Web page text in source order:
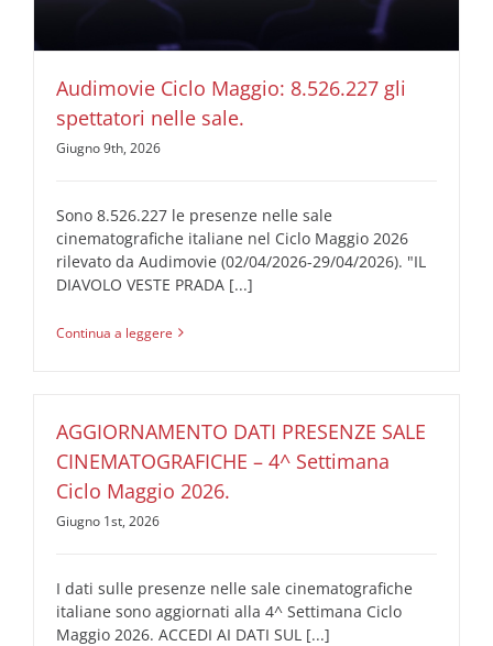
Audimovie Ciclo Maggio: 8.526.227 gli
spettatori nelle sale.
Giugno 9th, 2026
Sono 8.526.227 le presenze nelle sale
cinematografiche italiane nel Ciclo Maggio 2026
rilevato da Audimovie (02/04/2026-29/04/2026). "IL
DIAVOLO VESTE PRADA [...]
Continua a leggere
AGGIORNAMENTO DATI PRESENZE SALE
CINEMATOGRAFICHE – 4^ Settimana
Ciclo Maggio 2026.
Giugno 1st, 2026
I dati sulle presenze nelle sale cinematografiche
italiane sono aggiornati alla 4^ Settimana Ciclo
Maggio 2026. ACCEDI AI DATI SUL [...]